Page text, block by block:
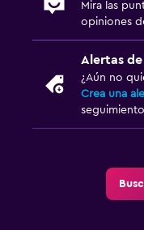
Mira las
opiniones
Alertas
¿Aún no
Crea una